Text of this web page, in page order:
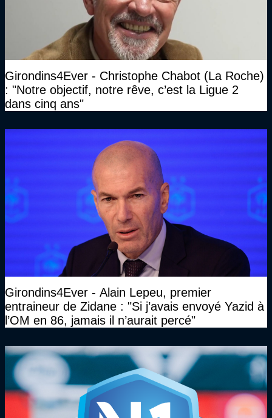
Girondins4Ever - Christophe Chabot (La Roche)
: "Notre objectif, notre rêve, c’est la Ligue 2
dans cinq ans"
Girondins4Ever - Alain Lepeu, premier
entraineur de Zidane : "Si j’avais envoyé Yazid à
l’OM en 86, jamais il n’aurait percé"